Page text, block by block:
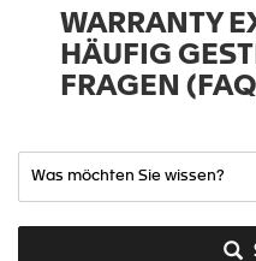
WARRANTY
HÄUFIG
FRAGEN